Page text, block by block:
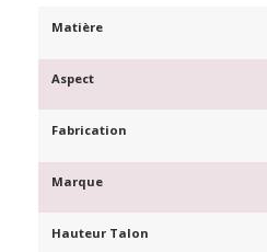
Matière
Aspect
Fabrication
Marque
Hauteur Talon